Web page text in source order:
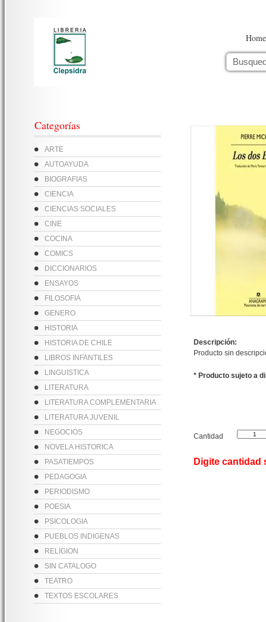
Home
Categorías
ARTE
AUTOAYUDA
BIOGRAFIAS
CIENCIA
CIENCIAS SOCIALES
CINE
COCINA
COMICS
DICCIONARIOS
ENSAYOS
FILOSOFIA
GENERO
HISTORIA
HISTORIA DE CHILE
LIBROS INFANTILES
LINGUISTICA
LITERATURA
LITERATURA COMPLEMENTARIA
LITERATURA JUVENIL
NEGOCIOS
NOVELA HISTORICA
PASATIEMPOS
PEDAGOGIA
PERIODISMO
POESIA
PSICOLOGIA
PUEBLOS INDIGENAS
RELIGION
SIN CATALOGO
TEATRO
TEXTOS ESCOLARES
Descripción:
Producto sin
* Producto sujeto a
Cantidad
Digite